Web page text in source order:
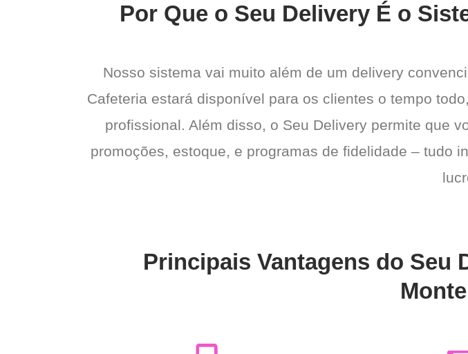
Por Que o Seu Delivery É o
Nosso sistema vai muito além de um delivery
Cafeteria estará disponível para os clientes o tempo
profissional. Além disso, o Seu Delivery permite que
promoções, estoque, e programas de fidelidade – tudo
Principais Vantagens do Seu